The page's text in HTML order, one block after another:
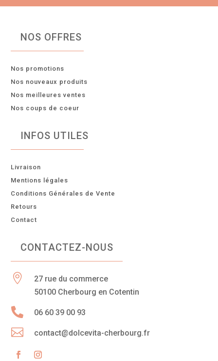
NOS OFFRES
Nos promotions
Nos nouveaux produits
Nos meilleures ventes
Nos coups de coeur
INFOS UTILES
Livraison
Mentions légales
Conditions Générales de Vente
Retours
Contact
CONTACTEZ-NOUS

27 rue du commerce
50100 Cherbourg en Cotentin
 06 60 39 00 93
 contact@dolcevita-cherbourg.fr